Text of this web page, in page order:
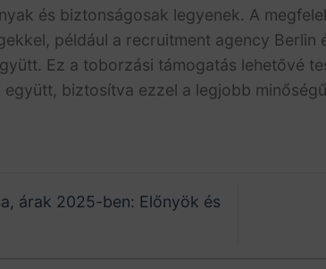
és biztonságosak legyenek. A
például a recruitment agency Berlin
Ez a toborzási támogatás lehetővé
biztosítva ezzel a legjobb
árak 2025-ben: Előnyök és